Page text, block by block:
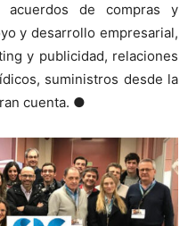
de compras y
y desarrollo empresarial,
y publicidad, relaciones
suministros desde la
cuenta. ●